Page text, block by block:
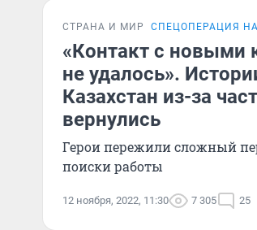
СТРАНА И МИР СПЕЦОПЕРАЦИЯ
«Контакт с новыми
не удалось».
Казахстан из-за
вернулись
Герои пережили сложный
поиски работы
12 ноября, 2022, 11:30 7 305 25